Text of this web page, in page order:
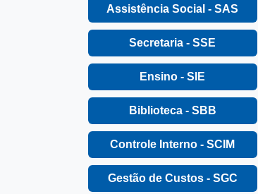
Assistência Social - SAS
Secretaria - SSE
Ensino - SIE
Biblioteca - SBB
Controle Interno - SCIM
Gestão de Custos - SGC